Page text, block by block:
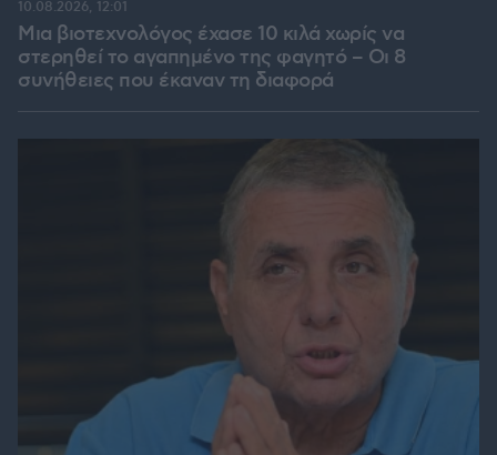
Μια βιοτεχνολόγος έχασε 10 κιλά χωρίς να
στερηθεί το αγαπημένο της φαγητό – Οι 8
συνήθειες που έκαναν τη διαφορά
10.08.2026, 12:01